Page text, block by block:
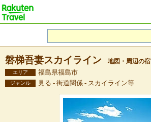
磐梯吾妻スカイライン 地図・周辺の宿
エリア 福島県福島市
ジャンル 見る - 街道関係 - スカイライン等